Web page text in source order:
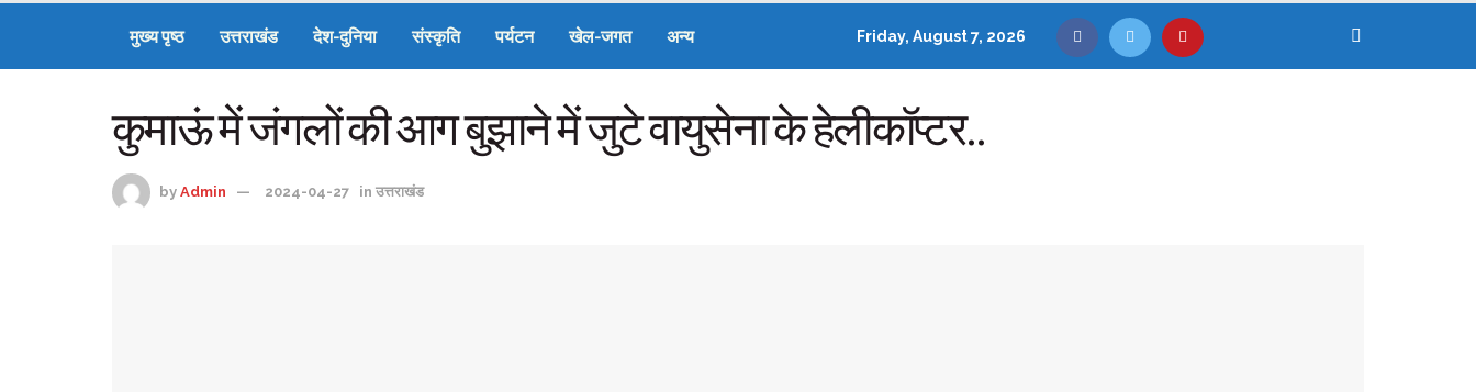
मुख्य पृष्ठ उत्तराखंड देश-दुनिया संस्कृति पर्यटन खेल-जगत अन्य Friday, August 7, 2026
कुमाऊं में जंगलों की आग बुझाने में जुटे वायुसेना के हेलीकॉप्टर..
by Admin 2024-04-27 in उत्तराखंड